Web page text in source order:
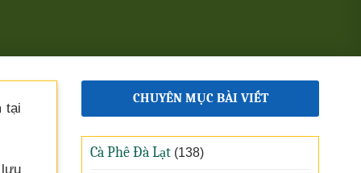
tại
CHUYÊN MỤC BÀI VIẾT
Cà Phê Đà Lạt (138)